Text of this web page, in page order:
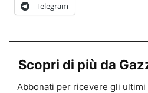
Telegram
Scopri di più da
Abbonati per ricevere gli